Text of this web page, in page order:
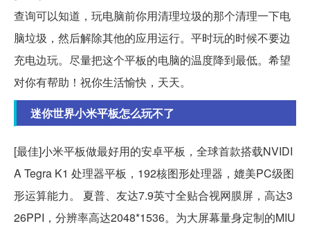
查询可以知道，玩电脑前你用清理垃圾的那个清理一下电
脑垃圾，然后解除其他的应用运行。平时玩的时候不要边
充电边玩。尽量把这个平板的电脑的温度降到最低。希望
对你有帮助！祝你生活愉快，天天。
迷你世界小米平板怎么玩不了
[最佳]小米平板做最好用的安卓平板，全球首款搭载NVIDI
A Tegra K1 处理器平板，192核图形处理器，媲美PC级图
形运算能力。 夏普、友达7.9英寸全贴合视网膜屏，高达3
26PPI，分辨率高达2048*1536。为大屏幕量身定制的MIU